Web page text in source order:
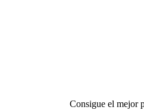
Consigue el mejor